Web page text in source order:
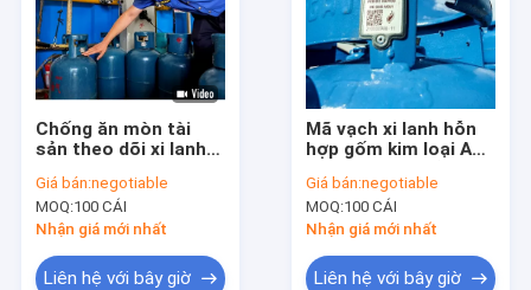
Chống ăn mòn tài
sản theo dõi xi lanh
Giá bán:negotiable
MOQ:100 CÁI
Nhận giá mới nhất
Liên hệ với bây giờ
Mã vạch xi lanh hỗn
hợp gốm kim loại APP
Giá bán:negotiable
MOQ:100 CÁI
Nhận giá mới nhất
Liên hệ với bây giờ